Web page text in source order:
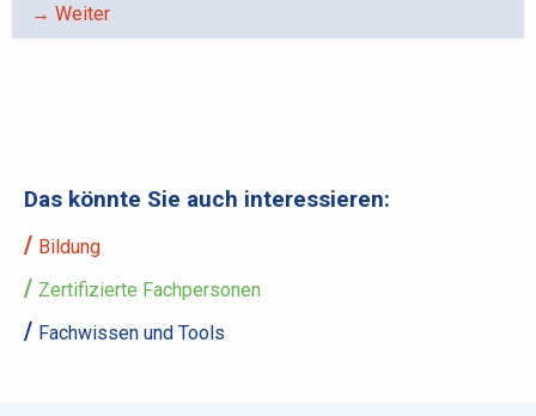
→ Weiter
Das könnte Sie auch interessieren:
Bildung
Zertifizierte Fachpersonen
Fachwissen und Tools